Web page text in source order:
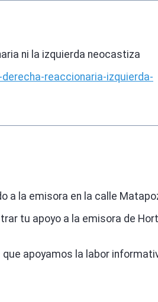
ni la izquierda neocastiza
reaccionaria-izquierda-
a la emisora en la calle
tu apoyo a la emisora de
apoyamos la labor